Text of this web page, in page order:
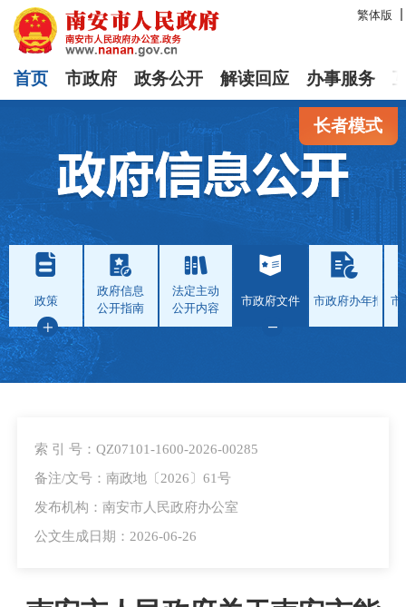
繁体版
首页 市政府 政务公开 解读回应 办事服务
长者模式
政策
政府信息
公开指南
法定主动
公开内容
市政府文件 市政府办年报 市
索 引 号：QZ07101-1600-2026-00285
备注/文号：南政地〔2026〕61号
发布机构：南安市人民政府办公室
公文生成日期：2026-06-26